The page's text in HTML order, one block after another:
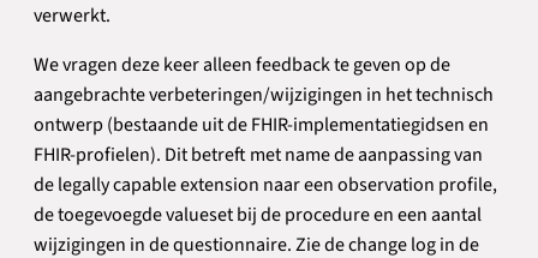
verwerkt.
We vragen deze keer alleen feedback te geven opde
aangebrachte verbeteringen/wijzigingen in het technisch
ontwerp (bestaande uit de FHIR-implementatiegidsen en
FHIR-profielen). Dit betreft met name de aanpassing van
de legally capable extension naar een observation profile,
de toegevoegde valueset bij de procedure en een aantal
wijzigingen in de questionnaire. Zie de change log in de